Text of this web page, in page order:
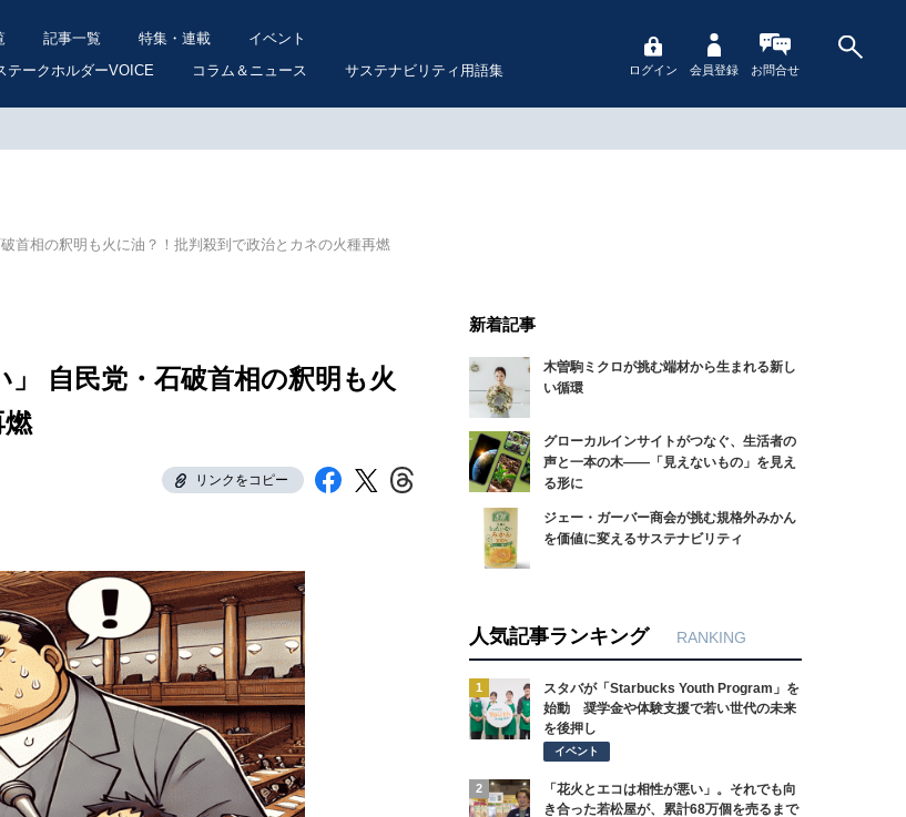
記事一覧 特集・連載
イベント
テークホルダーVOICE コラム＆ニュース サステナビリティ用語集 ログイン 会員登録 お問合せ
首相の釈明も火に油？！批判殺到で政治とカネの火種再燃
」 自民党・石破首相の釈明も火
リンクをコピー
新着記事
木曽駒ミクロが挑む端材から生まれる新し
い循環
グローカルインサイトがつなぐ、生活者の
声と一本の木――「見えないもの」を見え
る形に
ジェー・ガーバー商会が挑む規格外みかん
を価値に変えるサステナビリティ
人気記事ランキング RANKING
1
スタバが「Starbucks Youth Program」を
始動 奨学金や体験支援で若い世代の未来
を後押し
イベント
2
「花火とエコは相性が悪い」。それでも向
き合った若松屋が、累計68万個を売るまで